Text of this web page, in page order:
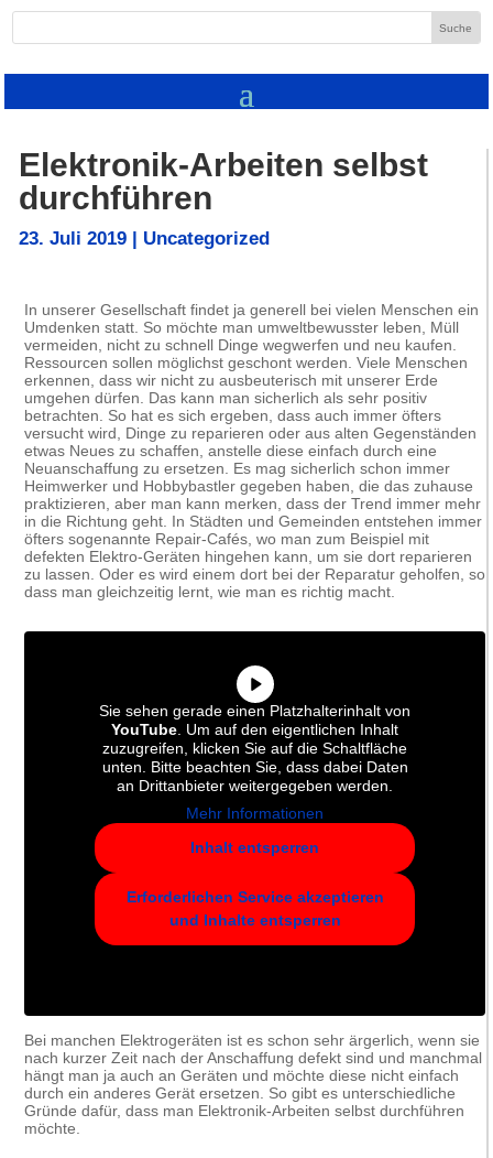
Elektronik-Arbeiten selbst
durchführen
23. Juli 2019 | Uncategorized
In unserer Gesellschaft findet ja generell bei vielen Menschen ein
Umdenken statt. So möchte man umweltbewusster leben, Müll
vermeiden, nicht zu schnell Dinge wegwerfen und neu kaufen.
Ressourcen sollen möglichst geschont werden. Viele Menschen
erkennen, dass wir nicht zu ausbeuterisch mit unserer Erde
umgehen dürfen. Das kann man sicherlich als sehr positiv
betrachten. So hat es sich ergeben, dass auch immer öfters
versucht wird, Dinge zu reparieren oder aus alten Gegenständen
etwas Neues zu schaffen, anstelle diese einfach durch eine
Neuanschaffung zu ersetzen. Es mag sicherlich schon immer
Heimwerker und Hobbybastler gegeben haben, die das zuhause
praktizieren, aber man kann merken, dass der Trend immer mehr
in die Richtung geht. In Städten und Gemeinden entstehen immer
öfters sogenannte Repair-Cafés, wo man zum Beispiel mit
defekten Elektro-Geräten hingehen kann, um sie dort reparieren
zu lassen. Oder es wird einem dort bei der Reparatur geholfen, so
dass man gleichzeitig lernt, wie man es richtig macht.
Sie sehen gerade einen Platzhalterinhalt von
YouTube . Um auf den eigentlichen Inhalt
zuzugreifen, klicken Sie auf die Schaltfläche
unten. Bitte beachten Sie, dass dabei Daten
an Drittanbieter weitergegeben werden.
Mehr Informationen
Inhalt entsperren
Erforderlichen Service akzeptieren
und Inhalte entsperren
Bei manchen Elektrogeräten ist es schon sehr ärgerlich, wenn sie
nach kurzer Zeit nach der Anschaffung defekt sind und manchmal
hängt man ja auch an Geräten und möchte diese nicht einfach
durch ein anderes Gerät ersetzen. So gibt es unterschiedliche
Gründe dafür, dass man Elektronik-Arbeiten selbst durchführen
möchte.